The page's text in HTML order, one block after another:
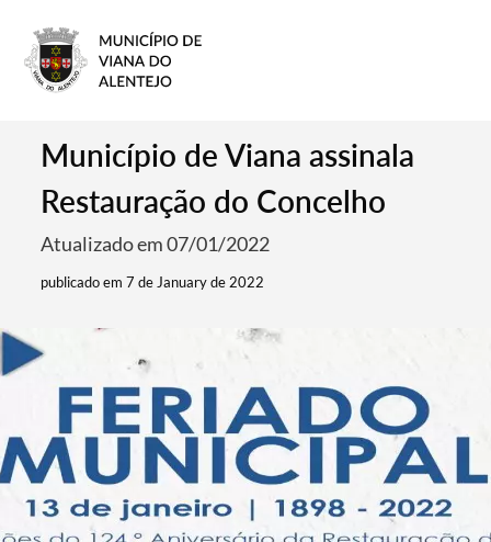
Município de Viana assinala
Restauração do Concelho
Atualizado em 07/01/2022
publicado em 7 de January de 2022